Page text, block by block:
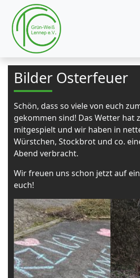
Bilder Osterfeuer
Schön, dass so viele von euch
gekommen sind! Das Wetter hat
mitgespielt und wir haben in
Würstchen, Stockbrot und co.
Abend verbracht.
Wir freuen uns schon jetzt auf
euch!